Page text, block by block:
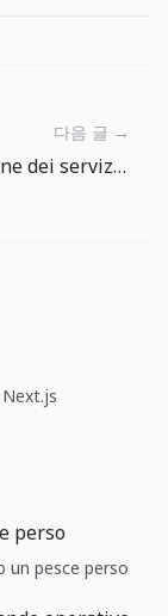
다음 글 →
L’inflazione dei servizi USA torna calda: a giugno conta difendere i costi più che sperare nei tagli
perso
un pesce perso